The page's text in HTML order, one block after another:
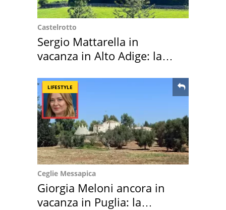
Castelrotto
Sergio Mattarella in
vacanza in Alto Adige: la
LIFESTYLE
Ceglie Messapica
Giorgia Meloni ancora in
vacanza in Puglia: la